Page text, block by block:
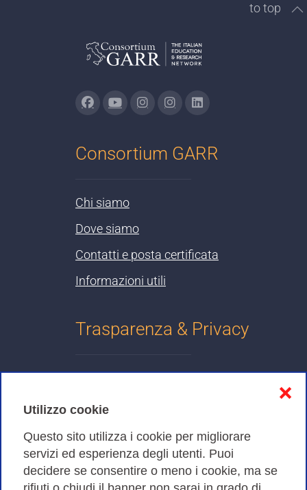
Utilizzo cookie
Questo sito utilizza i cookie per migliorare
servizi ed esperienza degli utenti. Puoi
decidere se consentire o meno i cookie, ma se
❌
to top
Consortium GARR
Chi siamo
Dove siamo
Contatti e posta certificata
Informazioni utili
Trasparenza & Privacy
Cookies Policy
Amministrazione trasparente
Bandi di Gara